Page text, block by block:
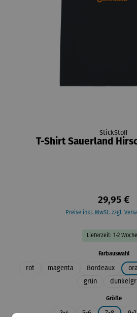
StickStoff
T-Shirt Sauerland
29,95 €
Preise inkl. MwSt. zzgl.
Lieferzeit: 1-2
Farbauswahl
rot magenta Bordeaux
grün
Größe
3-4 5-6 7-8 9-